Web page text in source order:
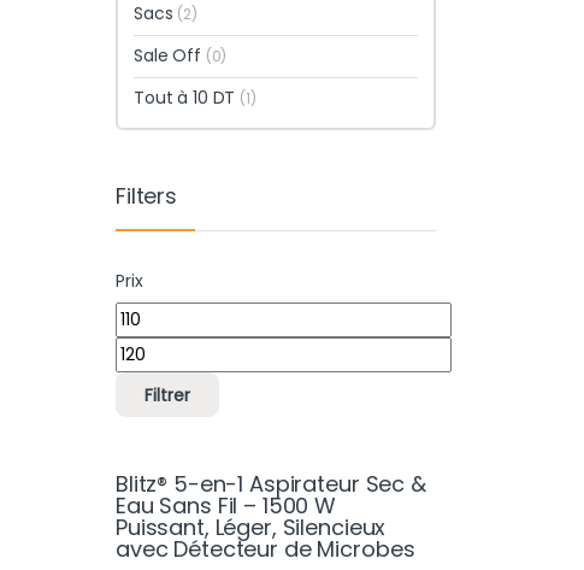
Sacs (2)
Sale Off (0)
Tout à 10 DT (1)
Filters
Prix
Prix min
Prix max
Filtrer
Blitz® 5-en-1 Aspirateur Sec &
Eau Sans Fil – 1500 W
Puissant, Léger, Silencieux
avec Détecteur de Microbes